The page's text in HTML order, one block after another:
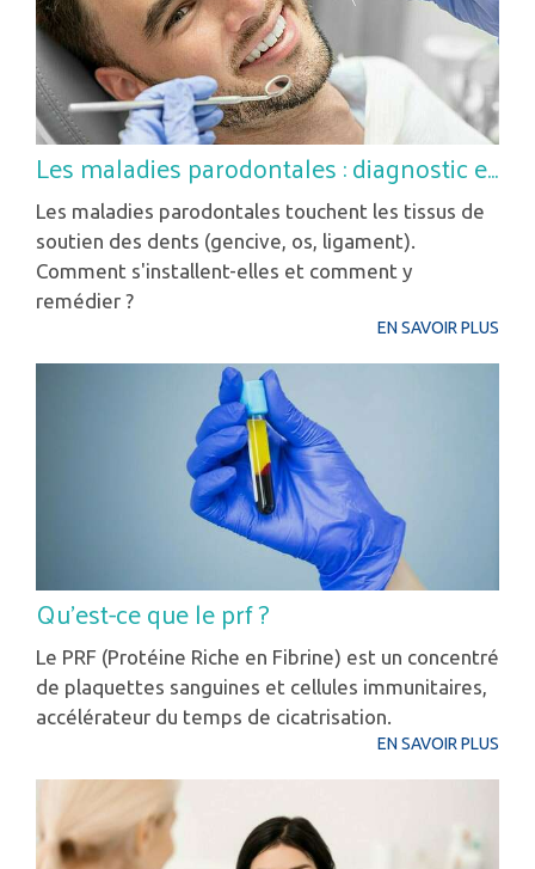
Les maladies parodontales : diagnostic et plan de traitement
Les maladies parodontales touchent les tissus de
soutien des dents (gencive, os, ligament).
Comment s'installent-elles et comment y
remédier ?
EN SAVOIR PLUS
Qu'est-ce que le prf ?
Le PRF (Protéine Riche en Fibrine) est un concentré
de plaquettes sanguines et cellules immunitaires,
accélérateur du temps de cicatrisation.
EN SAVOIR PLUS